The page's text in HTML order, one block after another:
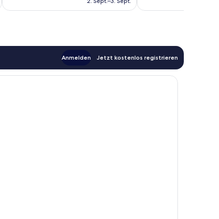
Anmelden Jetzt kostenlos registrieren